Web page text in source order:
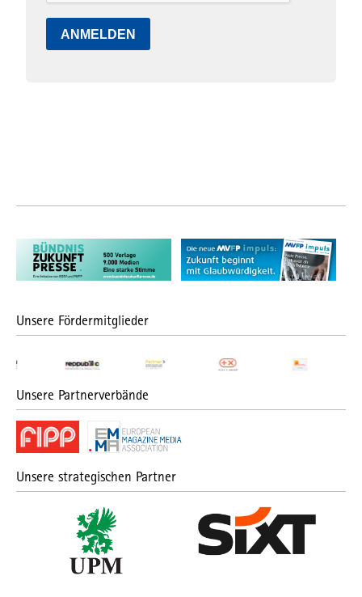
ANMELDEN
Unsere Fördermitglieder
Unsere Partnerverbände
Unsere strategischen Partner